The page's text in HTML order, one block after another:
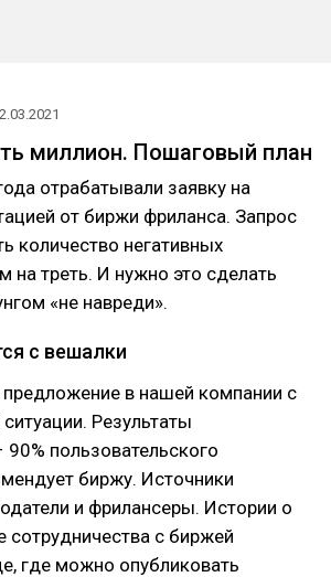
миллион. Пошаговый план
отрабатывали заявку на
от биржи фриланса. Запрос
количество негативных
на треть. И нужно это сделать
«не навреди».
с вешалки
в нашей компании с
Результаты
пользовательского
биржу. Источники
и фрилансеры. Истории о
сотрудничества с биржей
где можно опубликовать